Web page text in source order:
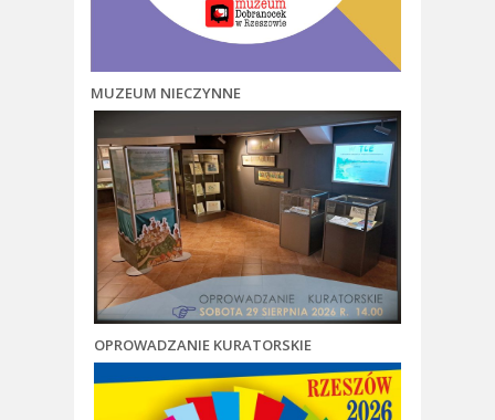
MUZEUM NIECZYNNE
OPROWADZANIE KURATORSKIE